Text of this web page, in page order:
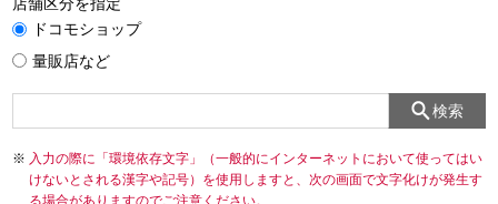
ドコモショップ
量販店など
検索
入力の際に「環境依存文字」（一般的にインターネットにおいて使ってはい
けないとされる漢字や記号）を使用しますと、次の画面で文字化けが発生す
る場合がありますのでご注意ください。